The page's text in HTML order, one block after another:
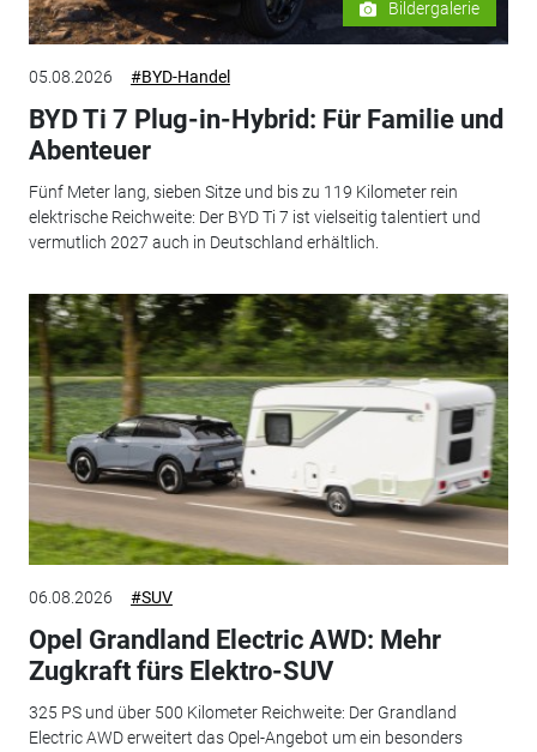
Bildergalerie
05.08.2026 #BYD-Handel
BYD Ti 7 Plug-in-Hybrid: Für Familie und
Abenteuer
Fünf Meter lang, sieben Sitze und bis zu 119 Kilometer rein
elektrische Reichweite: Der BYD Ti 7 ist vielseitig talentiert und
vermutlich 2027 auch in Deutschland erhältlich.
06.08.2026 #SUV
Opel Grandland Electric AWD: Mehr
Zugkraft fürs Elektro-SUV
325 PS und über 500 Kilometer Reichweite: Der Grandland
Electric AWD erweitert das Opel-Angebot um ein besonders